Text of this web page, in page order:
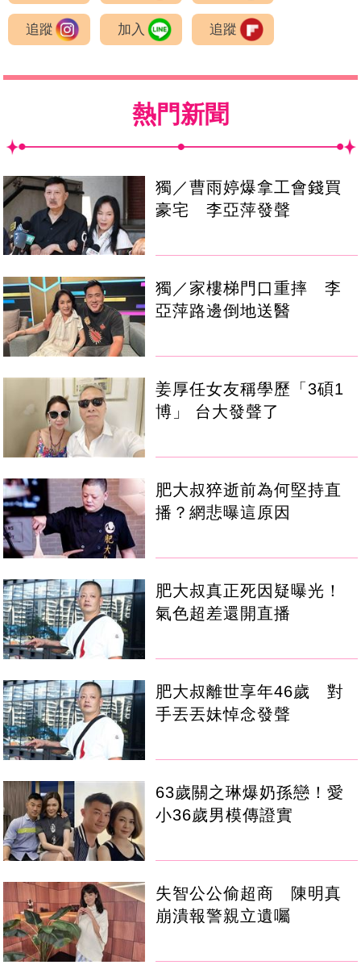
追蹤 加入 追蹤
熱門新聞
獨／曹雨婷爆拿工會錢買
豪宅 李亞萍發聲
獨／家樓梯門口重摔 李
亞萍路邊倒地送醫
姜厚任女友稱學歷「3碩1
博」 台大發聲了
肥大叔猝逝前為何堅持直
播？網悲曝這原因
肥大叔真正死因疑曝光！
氣色超差還開直播
肥大叔離世享年46歲 對
手丟丟妹悼念發聲
63歲關之琳爆奶孫戀！愛
小36歲男模傳證實
失智公公偷超商 陳明真
崩潰報警親立遺囑